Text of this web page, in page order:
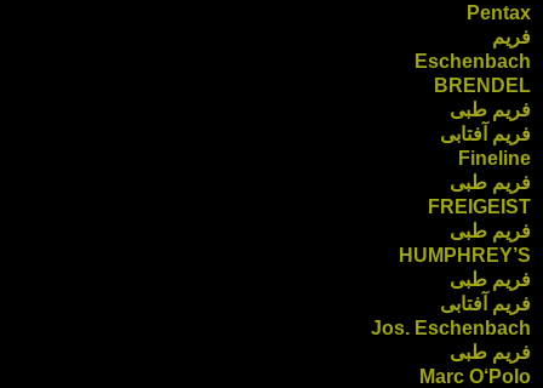
Pentax
فریم
Eschenbach
BRENDEL
فریم طبی
فریم آفتابی
Fineline
فریم طبی
FREIGEIST
فریم طبی
HUMPHREY’S
فریم طبی
فریم آفتابی
Jos. Eschenbach
فریم طبی
Marc O‘Polo